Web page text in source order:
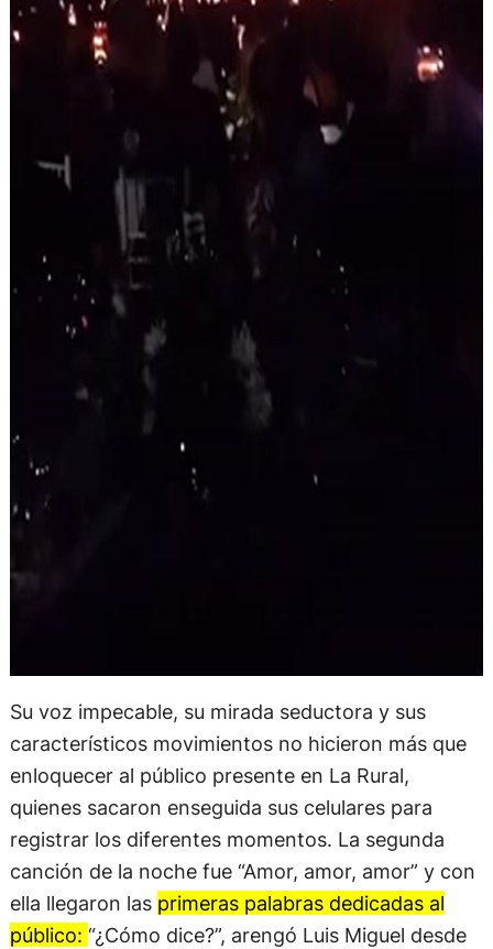
Su voz impecable, su mirada seductora y sus
característicos movimientos no hicieron más que
enloquecer al público presente en La Rural,
quienes sacaron enseguida sus celulares para
registrar los diferentes momentos. La segunda
canción de la noche fue “Amor, amor, amor” y con
ella llegaron las primeras palabras dedicadas al
público: “¿Cómo dice?”, arengó Luis Miguel desde